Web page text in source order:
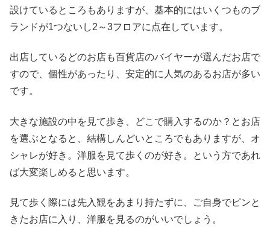
設けているところもありますが、基本的にはいくつものブ
ランドが1つないし2～3フロアに点在しています。
出店しているどのお店も百貨店のバイヤーが選んだお店で
すので、個性があったり、安定的に人気のあるお店が多い
です。
大きな施設の中を見て歩き、どこで購入するのか？とお店
を選ぶとなると、結構しんどいところでもありますが、オ
シャレが好き。洋服を見て歩くのが好き。という方であれ
ば大変楽しめると思います。
見て歩く際には先入観をあまり持たずに、ご自身でピンと
きたお店に入り、洋服を見るのがいいでしょう。